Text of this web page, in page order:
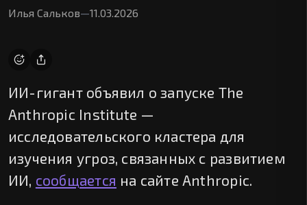
Илья Сальков—11.03.2026
ИИ-гигант объявил о запуске The
Anthropic Institute —
исследовательского кластера для
изучения угроз, связанных с развитием
ИИ, сообщается на сайте Anthropic.